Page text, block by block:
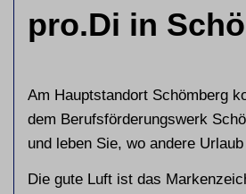
pro.Di in
Am Hauptstandort Schömberg
dem Berufsförderungswerk
und leben Sie, wo andere
Die gute Luft ist das